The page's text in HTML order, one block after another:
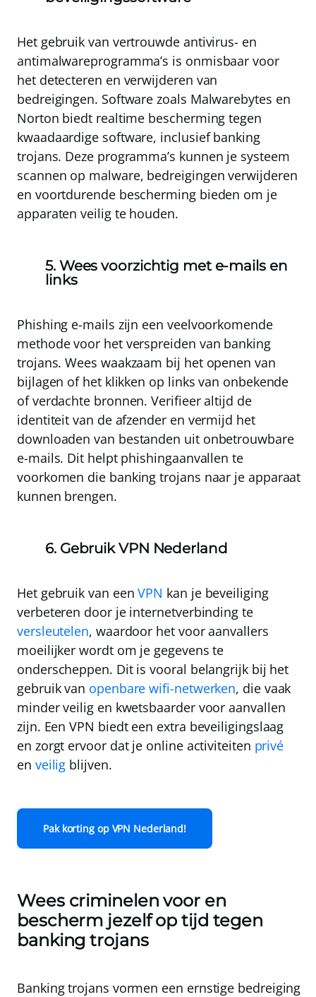
Het gebruik van vertrouwde antivirus- en
antimalwareprogramma’s is onmisbaar voor
het detecteren en verwijderen van
bedreigingen. Software zoals Malwarebytes en
Norton biedt realtime bescherming tegen
kwaadaardige software, inclusief banking
trojans. Deze programma’s kunnen je systeem
scannen op malware, bedreigingen verwijderen
en voortdurende bescherming bieden om je
apparaten veilig te houden.
5. Wees voorzichtig met e-mails en
links
Phishing e-mails zijn een veelvoorkomende
methode voor het verspreiden van banking
trojans. Wees waakzaam bij het openen van
bijlagen of het klikken op links van onbekende
of verdachte bronnen. Verifieer altijd de
identiteit van de afzender en vermijd het
downloaden van bestanden uit onbetrouwbare
e-mails. Dit helpt phishingaanvallen te
voorkomen die banking trojans naar je apparaat
kunnen brengen.
6. GebruikVPN Nederland
Het gebruik van eenVPN kan je beveiliging
verbeteren door je internetverbinding te
versleutelen, waardoor het voor aanvallers
moeilijker wordt om je gegevens te
onderscheppen. Dit is vooral belangrijk bij het
gebruik van openbare wifi-netwerken, die vaak
minder veilig en kwetsbaarder voor aanvallen
zijn. Een VPN biedt een extra beveiligingslaag
en zorgt ervoor dat je online activiteiten privé
en veilig blijven.
Pak korting op VPN Nederland!
Wees criminelen voor en
bescherm jezelf op tijd tegen
banking trojans
Banking trojans vormen een ernstige bedreiging